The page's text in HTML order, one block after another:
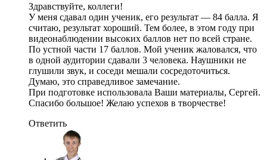
Здравствуйте, коллеги!
У меня сдавал один ученик, его результат — 84 балла. Я
считаю, результат хороший. Тем более, в этом году при
видеонаблюдении высоких баллов нет по всей стране.
По устной части 17 баллов. Мой ученик жаловался, что
в одной аудитории сдавали 3 человека. Наушники не
глушили звук, и соседи мешали сосредоточиться.
Думаю, это справедливое замечание.
При подготовке использовала Ваши материалы, Сергей.
Спасибо большое! Желаю успехов в творчестве!
Ответить